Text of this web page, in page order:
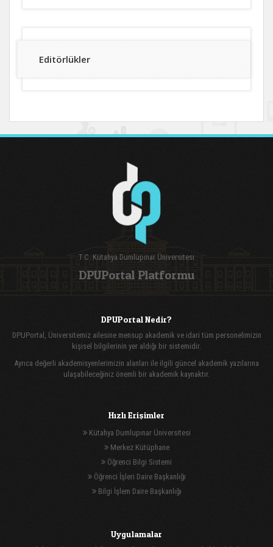
Editörlükler
T.C. Kütahya Dumlupınar Üniversitesi
DPUPortal Platformu
DPUPortal Nedir?
DPUPortal, Üniversitemiz ailesine mensup akademik ve idari tüm personelimizin
kişisel bilgilerinin yer aldığı bir sistemidir.
Ayrıca değerli akademisyenlerimizin alanları ile ilgili güncel akademik yazılarına
ulaşabileceğiniz önemli bir akademik kaynaktır.
Hızlı Erişimler
Kütahya Dumlupınar Üniversitesi
Merkez Kütüphane
Öğrenci Bilgi Sistemi
Öğrenci İşleri Daire Başkanlığı
Bilgi İşlem Daire Başkanlığı
Uygulamalar